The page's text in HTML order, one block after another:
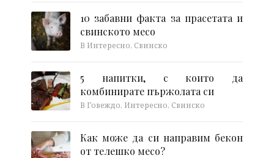
10 забавни факта за прасетата и
свинското месо
В Интересно, Свинско
5 напитки, с които да
комбинирате пържолата си
В Говеждо, Интересно, Свинско
Как може да си направим бекон
от телешко месо?